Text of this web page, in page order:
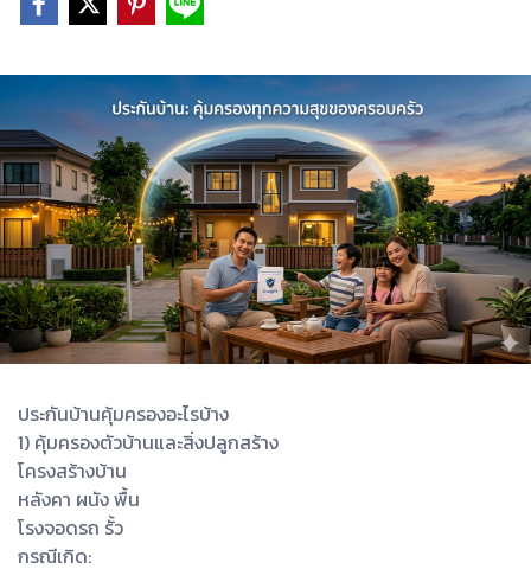
ประกันบ้านคุ้มครองอะไรบ้าง
1) คุ้มครองตัวบ้านและสิ่งปลูกสร้าง
โครงสร้างบ้าน
หลังคา ผนัง พื้น
โรงจอดรถ รั้ว
กรณีเกิด: